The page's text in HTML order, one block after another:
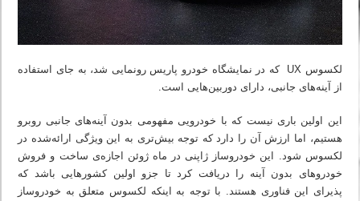
لکسوس UX که در نمایشگاه خودرو پاریس رونمایی شد، به‌ جای استفاده
از آینه‌های جانبی، دارای دوربین‌هایی است.
این اولین باری نیست که با خودرویی مفهومی بدون آینه‌های جانبی روبرو
هستیم، اما ارزش آن را دارد که توجه بیش‌تری به این ویژگی ارائه‌شده در
لکسوس شود. این خودروساز ژاپنی در ماه ژوئن اجازه‌ی ساخت و فروش
خودروهای بدون آینه را دریافت کرد تا جزو اولین کشورهایی باشد که
پذیرای این فناوری هستند. با توجه به اینکه لکسوس متعلق به خودروساز